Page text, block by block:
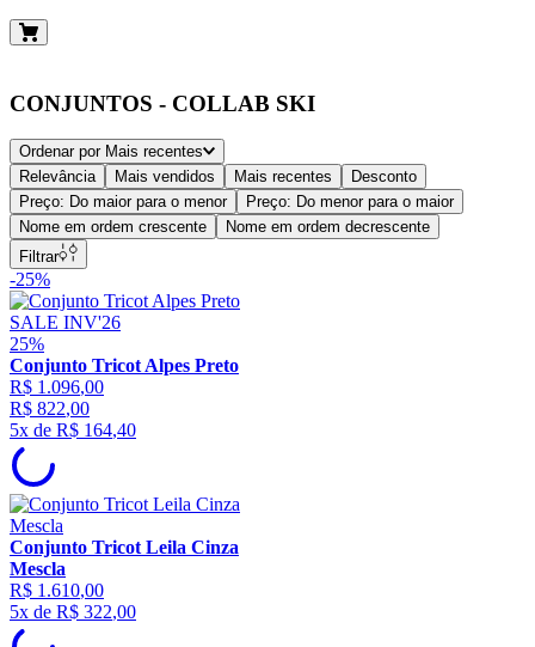
CONJUNTOS - COLLAB SKI
Ordenar por Mais recentes
Relevância
Mais vendidos Mais recentes
Desconto
Preço: Do maior para o menor
Preço: Do menor para o maior
Nome em ordem crescente
Nome em ordem decrescente
Filtrar
-25%
SALE INV'26
25%
Conjunto Tricot Alpes Preto
R$ 1.096,00
R$ 822,00
5x de R$ 164,40
Conjunto Tricot Leila Cinza
Mescla
R$ 1.610,00
5x de R$ 322,00